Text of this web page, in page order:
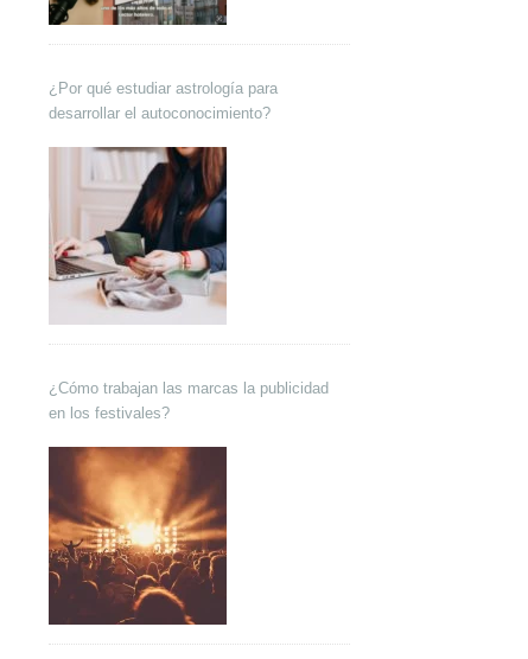
¿Por qué estudiar astrología para
desarrollar el autoconocimiento?
¿Cómo trabajan las marcas la publicidad
en los festivales?